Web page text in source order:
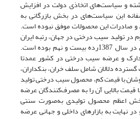
و سیاست‌های اتخاذی دولت در افزایش
این سیاست‌های در بخش بازرگانی به
صادرات این محصولات موفق نبوده است.
در تولید سیب درختی در جهان، رتبه ایران
در صادرات این محصول در سال 1387رده بیست و نهم بوده است.
و عرضه سیب درختی در کشور عمدتا
دلالان شامل سلف خران، بنکداران،
با قیمت کم، محصول سیب درختی تولید
قیمت بالایی آن را به مصرف‌کنندگان عرضه
اعظم محصول تولیدی به‌صورت سنتی
نهایت به بازارهای داخلی و جهانی عرضه